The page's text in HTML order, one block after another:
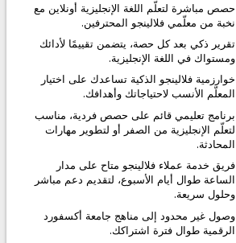
حصص مباشرة لتعلّم اللغة الإنجليزية أونلاين مع
نخبة من معلّمي فلالينجو المحترفين.
تقرير ذكي بعد كل حصة، يتضمن تقييمًا لأدائك
ومستواك في اللغة الإنجليزية.
خوارزمية فلالينجو الذكية تساعدك على اختيار
المعلّم الأنسب لاحتياجاتك وأهدافك.
برنامج تعليمي قائم على حصص فردية، مناسب
لتعلّم الإنجليزية من الصفر أو لتطوير مهارات
المحادثة.
فريق خدمة عملاء فلالينجو متاح على مدار
الساعة طوال أيام الأسبوع، لتقديم دعم مباشر
وحلول سريعة.
وصول غير محدود إلى مناهج جامعة أكسفورد
الرقمية طوال فترة اشتراكك.